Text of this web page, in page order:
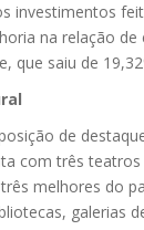
investimentos
na relação
que saiu de
de
com três
melhores do
galerias